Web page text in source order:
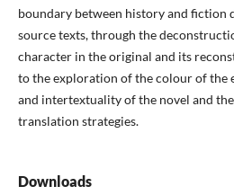
boundary between history and fiction
source texts, through the
character in the original and its
to the exploration of the colour of the
and intertextuality of the novel and
translation strategies.
Downloads